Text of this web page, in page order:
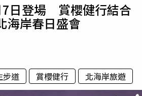
7日登場 賞櫻健行結合
海岸春日盛會
步道 賞櫻健行 北海岸旅遊